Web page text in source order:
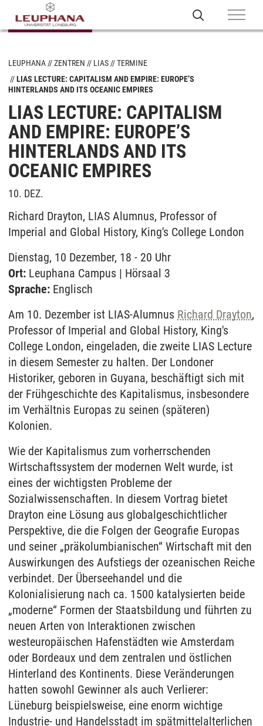
LEUPHANA ZENTREN LIAS
TERMINE
LIAS LECTURE: CAPITALISM AND EMPIRE: EUROPE’S
HINTERLANDS AND ITS OCEANIC EMPIRES
LIAS LECTURE: CAPITALISM
AND EMPIRE: EUROPE’S
HINTERLANDS AND ITS
OCEANIC EMPIRES
10. DEZ.
Richard Drayton, LIAS Alumnus, Professor of
Imperial and Global History, King's College London
Dienstag, 10 Dezember, 18 - 20 Uhr
Ort: Leuphana Campus | Hörsaal 3
Sprache: Englisch
Am 10. Dezember ist LIAS-Alumnus Richard Drayton,
Professor of Imperial and Global History, King's
College London, eingeladen, die zweite LIAS Lecture
in diesem Semester zu halten. Der Londoner
Historiker, geboren in Guyana, beschäftigt sich mit
der Frühgeschichte des Kapitalismus, insbesondere
im Verhältnis Europas zu seinen (späteren)
Kolonien.
Wie der Kapitalismus zum vorherrschenden
Wirtschaftssystem der modernen Welt wurde, ist
eines der wichtigsten Probleme der
Sozialwissenschaften. In diesem Vortrag bietet
Drayton eine Lösung aus globalgeschichtlicher
Perspektive, die die Folgen der Geografie Europas
und seiner „präkolumbianischen“ Wirtschaft mit den
Auswirkungen des Aufstiegs der ozeanischen Reiche
verbindet. Der Überseehandel und die
Kolonialisierung nach ca. 1500 katalysierten beide
„moderne“ Formen der Staatsbildung und führten zu
neuen Arten von Interaktionen zwischen
westeuropäischen Hafenstädten wie Amsterdam
oder Bordeaux und dem zentralen und östlichen
Hinterland des Kontinents. Diese Veränderungen
hatten sowohl Gewinner als auch Verlierer:
Lüneburg beispielsweise, eine enorm wichtige
Industrie- und Handelsstadt im spätmittelalterlichen